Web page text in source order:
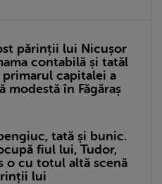
părinții lui Nicușor
contabilă și tatăl
capitalei a
modestă în Făgăraș
tată și bunic.
fiul lui, Tudor,
o cu totul altă scenă
lui